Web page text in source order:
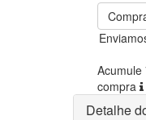
Acumule
compra
Detalhe